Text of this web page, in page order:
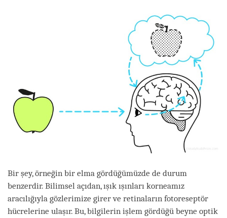
Bir şey, örneğin bir elma gördüğümüzde de durum
benzerdir. Bilimsel açıdan, ışık ışınları korneamız
aracılığıyla gözlerimize girer ve retinaların fotoreseptör
hücrelerine ulaşır. Bu, bilgilerin işlem gördüğü beyne optik